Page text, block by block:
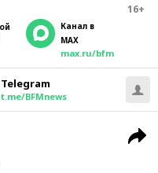
16+
Канал в
MAX
max.ru/bfm
Telegram
t.me/BFMnews